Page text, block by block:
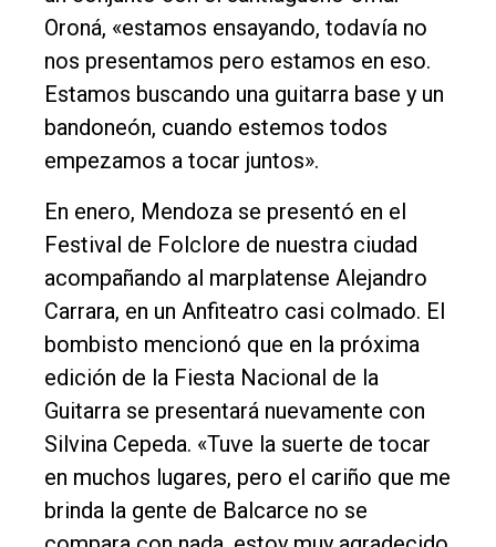
Oroná, «estamos ensayando, todavía no
nos presentamos pero estamos en eso.
Estamos buscando una guitarra base y un
bandoneón, cuando estemos todos
empezamos a tocar juntos».
En enero, Mendoza se presentó en el
Festival de Folclore de nuestra ciudad
acompañando al marplatense Alejandro
Carrara, en un Anfiteatro casi colmado. El
bombisto mencionó que en la próxima
edición de la Fiesta Nacional de la
Guitarra se presentará nuevamente con
Silvina Cepeda. «Tuve la suerte de tocar
en muchos lugares, pero el cariño que me
brinda la gente de Balcarce no se